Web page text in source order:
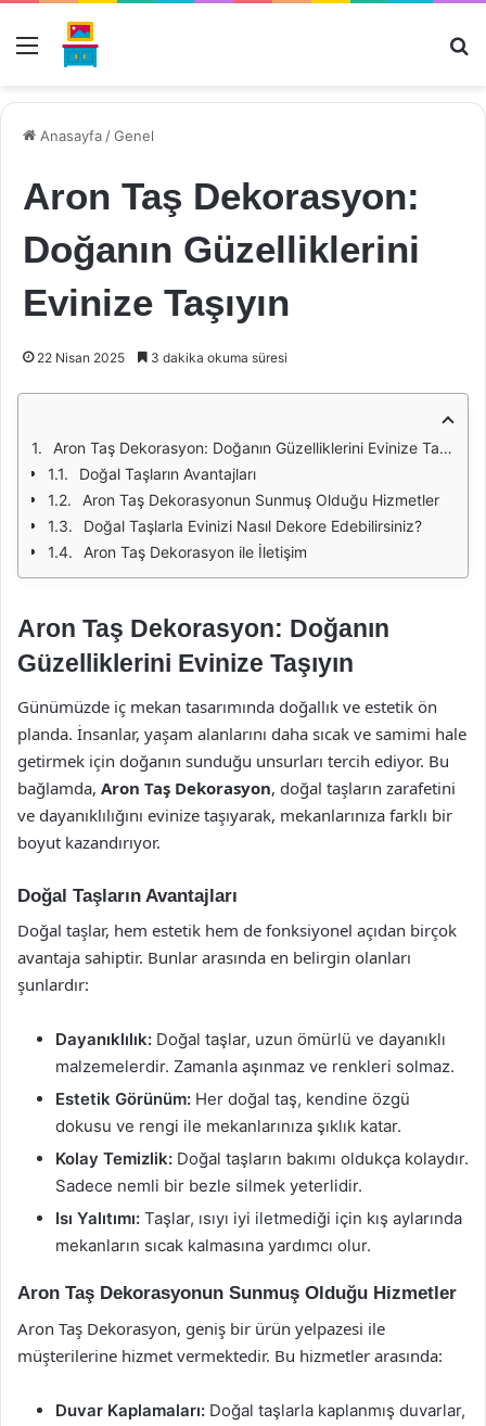
Menü
Anasayfa /Genel
Aron Taş Dekorasyon:
Doğanın Güzelliklerini
Evinize Taşıyın
22 Nisan 2025 3 dakika okuma süresi
Aron Taş Dekorasyon: Doğanın Güzelliklerini Evinize Taşıyın
Doğal Taşların Avantajları
Aron Taş Dekorasyonun Sunmuş Olduğu Hizmetler
Doğal Taşlarla Evinizi Nasıl Dekore Edebilirsiniz?
Aron Taş Dekorasyon ile İletişim
Aron Taş Dekorasyon: Doğanın
Güzelliklerini Evinize Taşıyın
Günümüzde iç mekan tasarımında doğallık ve estetik ön
planda. İnsanlar, yaşam alanlarını daha sıcak ve samimi hale
getirmek için doğanın sunduğu unsurları tercih ediyor. Bu
bağlamda, Aron Taş Dekorasyon, doğal taşların zarafetini
ve dayanıklılığını evinize taşıyarak, mekanlarınıza farklı bir
boyut kazandırıyor.
Doğal Taşların Avantajları
Doğal taşlar, hem estetik hem de fonksiyonel açıdan birçok
avantaja sahiptir. Bunlar arasında en belirgin olanları
şunlardır:
Dayanıklılık: Doğal taşlar, uzun ömürlü ve dayanıklı
malzemelerdir. Zamanla aşınmaz ve renkleri solmaz.
Estetik Görünüm: Her doğal taş, kendine özgü
dokusu ve rengi ile mekanlarınıza şıklık katar.
Kolay Temizlik: Doğal taşların bakımı oldukça kolaydır.
Sadece nemli bir bezle silmek yeterlidir.
Isı Yalıtımı: Taşlar, ısıyı iyi iletmediği için kış aylarında
mekanların sıcak kalmasına yardımcı olur.
Aron Taş Dekorasyonun Sunmuş Olduğu Hizmetler
Aron Taş Dekorasyon, geniş bir ürün yelpazesi ile
müşterilerine hizmet vermektedir. Bu hizmetler arasında:
Duvar Kaplamaları: Doğal taşlarla kaplanmış duvarlar,